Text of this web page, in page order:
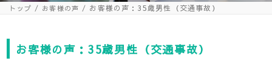
トップ お客様の声 お客様の声：35歳男性（交通事故）
お客様の声：35歳男性（交通事故）